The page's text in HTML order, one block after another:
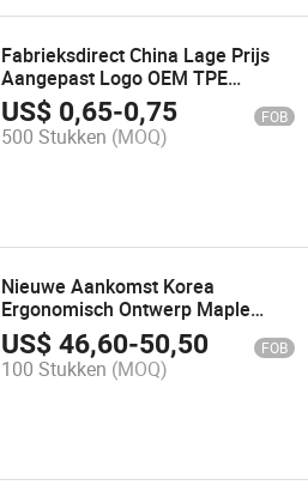
Fabrieksdirect China Lage Prijs
Aangepast Logo OEM TPE
Golfclub Grip
US$ 0,65-0,75 FOB
500 Stukken (MOQ)
Nieuwe Aankomst Korea
Ergonomisch Ontwerp Maple
Park Golfclub voor Dagelijkse
Oefening
US$46,60-50,50 FOB
100 Stukken (MOQ)